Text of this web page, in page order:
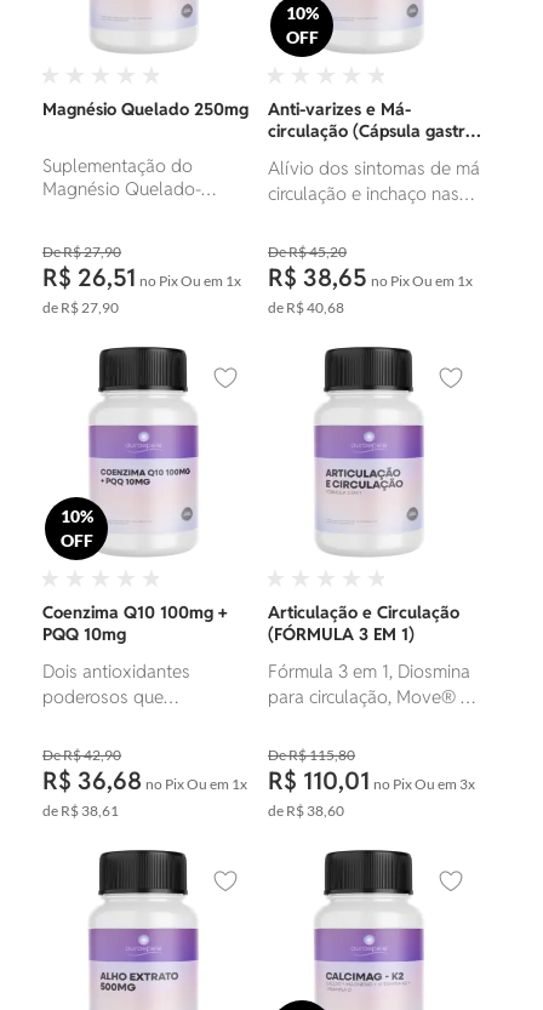
Magnésio Quelado 250mg
Suplementação do
Magnésio Quelado-
R$ 27,90
R$ 26,51 no PixOu em 1x
de R$ 27,90
10%
OFF
Anti-varizes e Má-
circulação (Cápsula gastro-
Alívio dos sintomas de má
circulação e inchaço nas
R$ 45,20
R$ 38,65 no PixOu em 1x
de R$ 40,68
10%
OFF
Coenzima Q10 100mg +
PQQ 10mg
Dois antioxidantes
poderosos que
vitais na produção de
energia celular e na
proteção das células
contra danos oxidativos.
Adicionar aos favoritos
R$ 42,90
R$ 36,68 no PixOu em 1x
de R$ 38,61
Articulação e Circulação
(FÓRMULA 3 EM 1)
Fórmula 3 em 1, Diosmina
para circulação, Move®
Boswellia Serrata para
inflamação.
Adicionar
R$ 115,80
R$ 110,01 no PixOu em 3x
de R$ 38,60
Adicionar aos favoritos Adicionar